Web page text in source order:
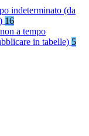
indeterminato (da
16
a tempo
in tabelle) 5